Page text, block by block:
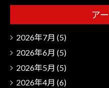
ア
2026年7月 (5)
2026年6月 (5)
2026年5月 (5)
2026年4月 (6)